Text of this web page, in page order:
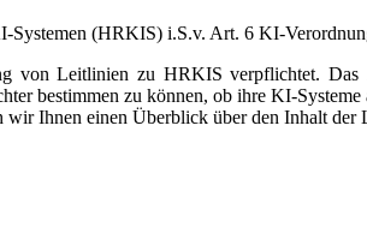
Systemen (HRKIS) i.S.v. Art. 6 KI-
Leitlinien zu HRKIS verpflichtet.
bestimmen zu können, ob ihre KI-
Ihnen einen Überblick über den Inhalt der